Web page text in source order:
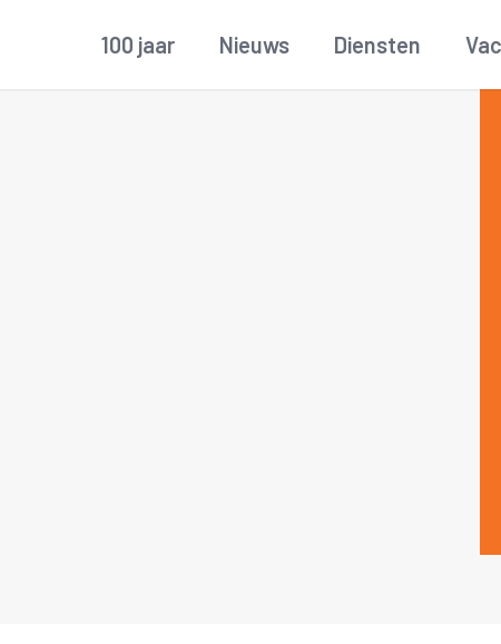
100 jaar Nieuws Diensten